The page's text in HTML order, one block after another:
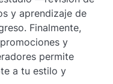
y aprendizaje de
Finalmente,
y
permite
a tu estilo y